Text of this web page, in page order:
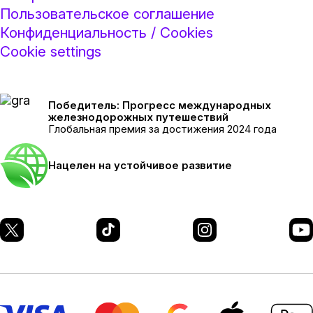
Пользовательское соглашение
Конфиденциальность / Cookies
Cookie settings
Победитель: Прогресс международных
железнодорожных путешествий
Глобальная премия за достижения 2024 года
Нацелен на устойчивое развитие